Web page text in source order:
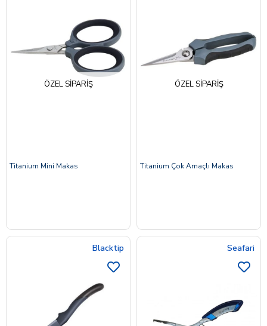
ÖZEL SIPARIŞ
Titanium Mini Makas
ÖZEL SIPARIŞ
Titanium Çok Amaçlı Makas
Blacktip Seafari